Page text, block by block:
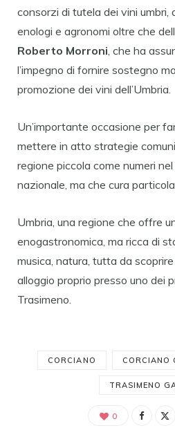
consorzi di tutela dei vini umbri,
enologi e agronomi oltre che
Roberto Morroni , che ha
l’impegno di fornire sostegno
promozione dei vini dell’Umbria.
Un’importante occasione per
mettere in atto strategie
regione piccola come numeri
nazionale, ma che cura
Umbria, una regione che offre
enogastronomica, ma ricca di
musica, natura, tutta da
alloggio proprio presso uno dei
Trasimeno.
CORCIANO CORCIANO
TRASIMENO
0